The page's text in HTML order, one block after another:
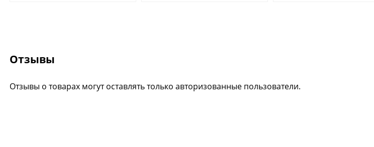
Отзывы
Отзывы о товарах могут оставлять только авторизованные пользователи.